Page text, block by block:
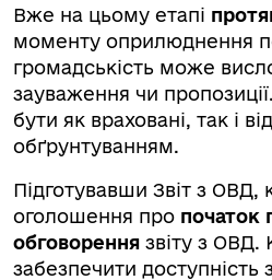
Вже на цьому етапі
моменту оприлюднення
громадськість може
зауваження чи
бути як враховані, так і
обґрунтуванням.
Підготувавши Звіт з ОВД,
оголошення про початок
обговорення звіту з ОВД.
забезпечити доступність